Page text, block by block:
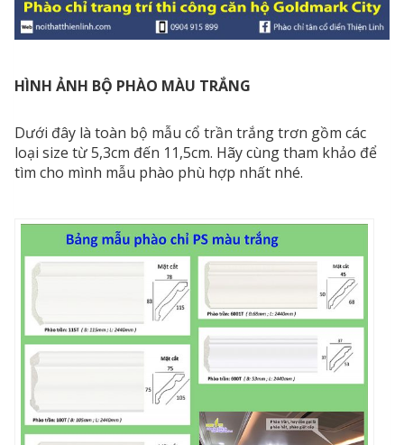
HÌNH ẢNH BỘ PHÀO MÀU TRẮNG
Dưới đây là toàn bộ mẫu cổ trần trắng trơn gồm các
loại size từ 5,3cm đến 11,5cm. Hãy cùng tham khảo để
tìm cho mình mẫu phào phù hợp nhất nhé.